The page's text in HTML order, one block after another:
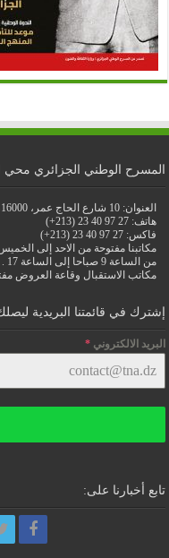
المسرح الوطني الجزائري محي
العنوان: 10 شارع الحاج عمر، 16000، الجزائر
هاتف: 27 97 40 23 (213+)
فاكس: 27 97 40 23 (213+)
مكاتبنا مفتوحة من الاحد إلى
من الساعة 9 صباحا إلى الساعة 17 .
مكاتب الاستقبال وقاعة العروض مفتوحة يوميا من 9 صباحا
إشترك في قائمتنا البريدية
البريد الالكتروني*
تابع أخبارنا على: